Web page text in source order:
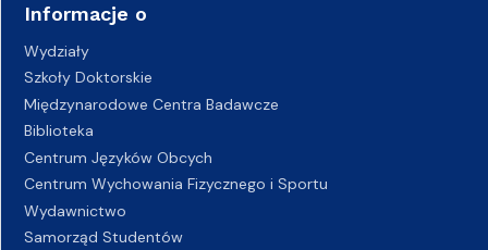
Informacje o
Wydziały
Szkoły Doktorskie
Międzynarodowe Centra Badawcze
Biblioteka
Centrum Języków Obcych
Centrum Wychowania Fizycznego i Sportu
Wydawnictwo
Samorząd Studentów